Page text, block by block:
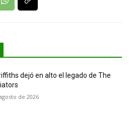
dejó en alto el legado de The
de 2026